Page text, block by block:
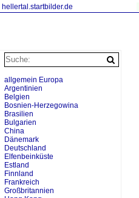
hellertal.startbilder.de
allgemein Europa
Argentinien
Belgien
Bosnien-Herzegowina
Brasilien
Bulgarien
China
Dänemark
Deutschland
Elfenbeinküste
Estland
Finnland
Frankreich
Großbritannien